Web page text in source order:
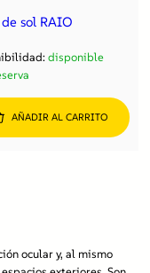
sol RAIO
disponible
AÑADIR AL CARRITO
ocular y, al mismo